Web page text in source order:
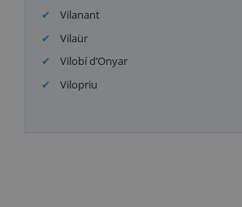
Vilanant
Vilaür
Vilobí d’Onyar
Vilopriu